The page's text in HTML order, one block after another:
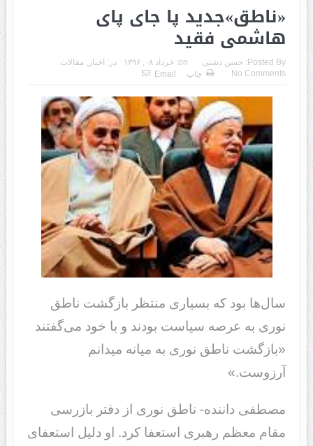
«ناطق»جدید پا جای پای
هاشمی فقید
Posted By: حسن دشتی on: خرداد ۰۸, ۱۳۹۶ در: اخبار , مقالات
No Comments
چاپ Email
سال‌ها بود که بسیاری منتظر بازگشت ناطق
نوری به عرصه سیاست بودند و با خود می‌گفتند
«بازگشت ناطق نوری به میانه میدانم
آرزوست.»
مصطفی داننده- ناطق نوری از دفتر بازرسی
مقام معظم رهبری استعفا کرد. او دلیل استعفای